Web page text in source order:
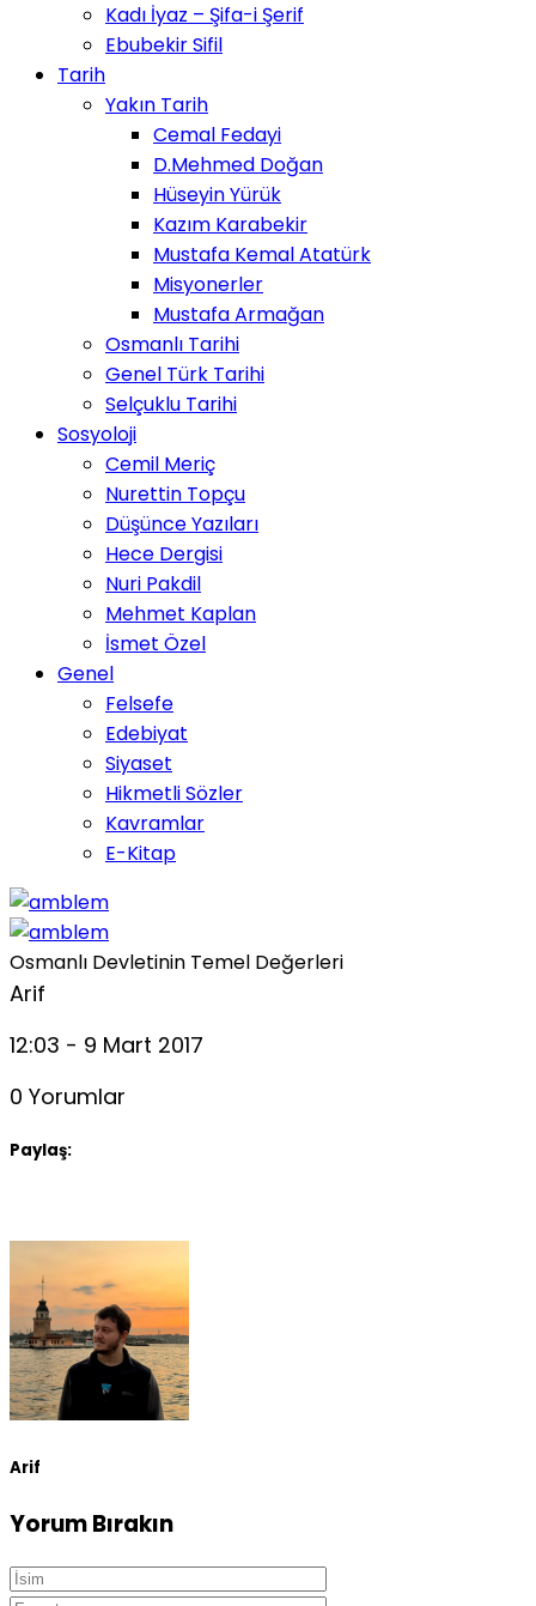
Kadı İyaz – Şifa-i Şerif
Ebubekir Sifil
Tarih
Yakın Tarih
Cemal Fedayi
D.Mehmed Doğan
Hüseyin Yürük
Kazım Karabekir
Mustafa Kemal Atatürk
Misyonerler
Mustafa Armağan
Osmanlı Tarihi
Genel Türk Tarihi
Selçuklu Tarihi
Sosyoloji
Cemil Meriç
Nurettin Topçu
Düşünce Yazıları
Hece Dergisi
Nuri Pakdil
Mehmet Kaplan
İsmet Özel
Genel
Felsefe
Edebiyat
Siyaset
Hikmetli Sözler
Kavramlar
E-Kitap
Osmanlı Devletinin Temel Değerleri
Arif
12:03 - 9 Mart 2017
0 Yorumlar
Paylaş:
Arif
Yorum Bırakın